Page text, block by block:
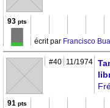
93 pts
écrit par Francisco
#40 11/1974
91 pts